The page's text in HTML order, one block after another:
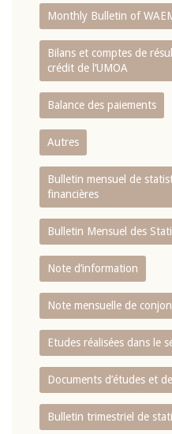
Monthly Bulletin of
Bilans et comptes de
crédit de l‘UMOA
Balance des paiements
Autres
Bulletin mensuel de
financières
Bulletin Mensuel des
Note d’information
Note mensuelle de
Etudes réalisées dans le
Documents d’études et
Bulletin trimestriel de